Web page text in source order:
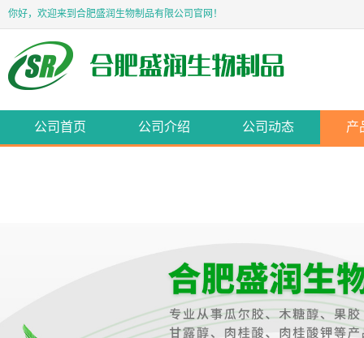
你好，欢迎来到合肥盛润生物制品有限公司官网！
公司首页 公司介绍 公司动态 产